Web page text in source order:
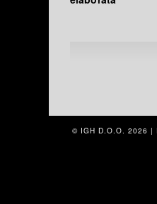
© IGH D.O.O. 2026 |